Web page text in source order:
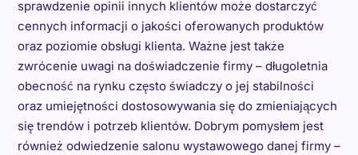
sprawdzenie opinii innych klientów może dostarczyć
cennych informacji o jakości oferowanych produktów
oraz poziomie obsługi klienta. Ważne jest także
zwrócenie uwagi na doświadczenie firmy – długoletnia
obecność na rynku często świadczy o jej stabilności
oraz umiejętności dostosowywania się do zmieniających
się trendów i potrzeb klientów. Dobrym pomysłem jest
również odwiedzenie salonu wystawowego danej firmy –